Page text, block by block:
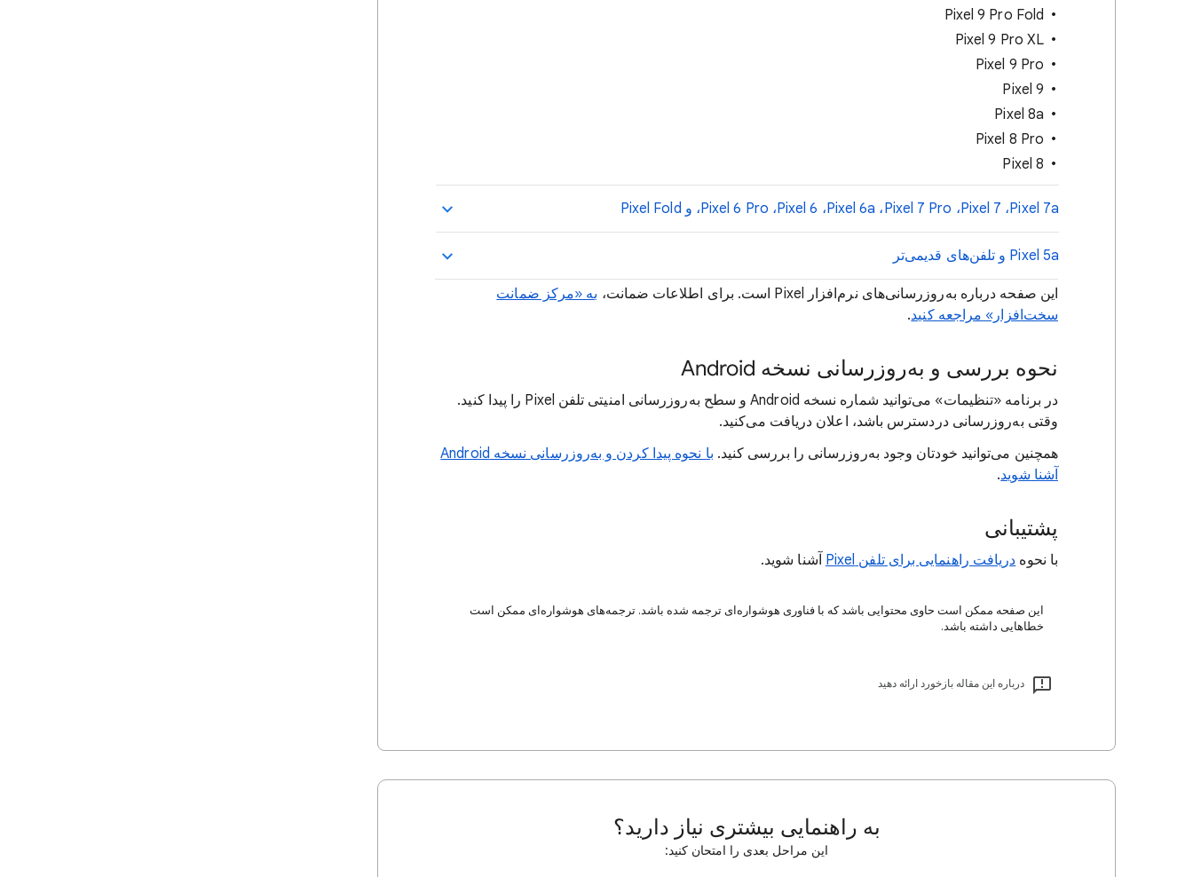
Pixel 9 Pro Fold
Pixel 9 Pro XL
Pixel 9 Pro
Pixel 9
Pixel 8a
Pixel 8 Pro
Pixel 8
‫Pixel 7a،‏ Pixel 7،‏ Pixel 7 Pro،‏ Pixel 6a،‏ Pixel 6،‏ Pixel 6 Pro، و Pixel Fold
‫Pixel 5a و تلفن‌های قدیمی‌تر
این صفحه درباره به‌روزرسانی‌های نرم‌افزار Pixel است. برای اطلاعات ضمانت،
به «مرکز ضمانت
سخت‌افزار» مراجعه کنید.
نحوه بررسی و به‌روزرسانی نسخه Android
در برنامه «تنظیمات» می‌توانید شماره نسخه Android و سطح به‌روزرسانی امنیتی تلفن Pixel را پیدا کنید.
وقتی به‌روزرسانی دردسترس باشد، اعلان دریافت می‌کنید.
همچنین می‌توانید خودتان وجود به‌روزرسانی را بررسی کنید.
با نحوه پیدا کردن و به‌روزرسانی نسخه Android
آشنا شوید.
پشتیبانی
با نحوه دریافت راهنمایی برای تلفن Pixel آشنا شوید.
این صفحه ممکن است حاوی محتوایی باشد که با فناوری هوشواره‌ای ترجمه شده باشد. ترجمه‌های هوشواره‌ای ممکن است
خطاهایی داشته باشد.
درباره این مقاله بازخورد ارائه دهید
به راهنمایی بیشتری نیاز دارید؟
این مراحل بعدی را امتحان کنید: